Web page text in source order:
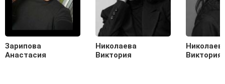
Зарипова
Анастасия
Николаева
Виктория
Виктория